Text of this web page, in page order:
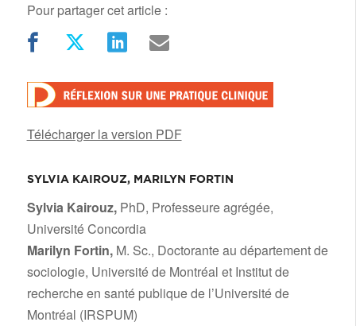
Pour partager cet article :
Télécharger la version PDF
SYLVIA KAIROUZ, MARILYN FORTIN
Sylvia Kairouz, PhD, Professeure agrégée,
Université Concordia
Marilyn Fortin, M. Sc., Doctorante au département de
sociologie, Université de Montréal et Institut de
recherche en santé publique de l’Université de
Montréal (IRSPUM)